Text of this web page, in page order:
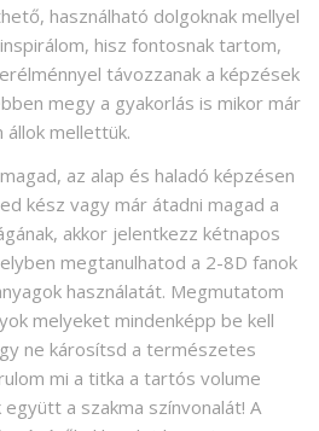
használható dolgoknak mellyel
hisz fontosnak tartom,
távozzanak a képzések
megy a gyakorlás is mikor már
állok mellettük.
az alap és haladó képzésen
kész vagy már átadni magad a
akkor jelentkezz kétnapos
megtanulhatod a 2-8D fanok
használatát. Megmutatom
melyeket mindenképp be kell
ne károsítsd a természetes
mi a titka a tartós volume
a szakma színvonalát! A